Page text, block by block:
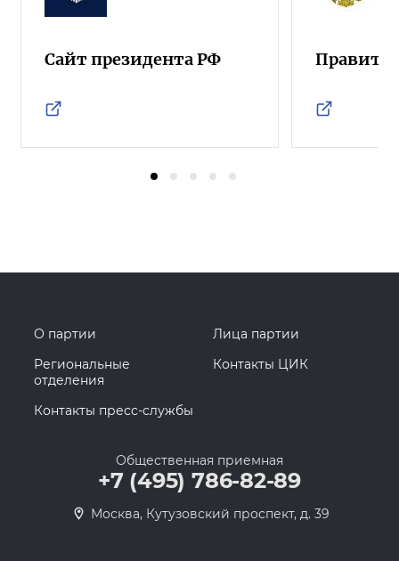
Сайт президента РФ
О партии
Лица партии
Региональные
отделения
Контакты ЦИК
Контакты пресс-службы
Общественная приемная
+7 (495) 786-82-89
Москва, Кутузовский проспект, д. 39